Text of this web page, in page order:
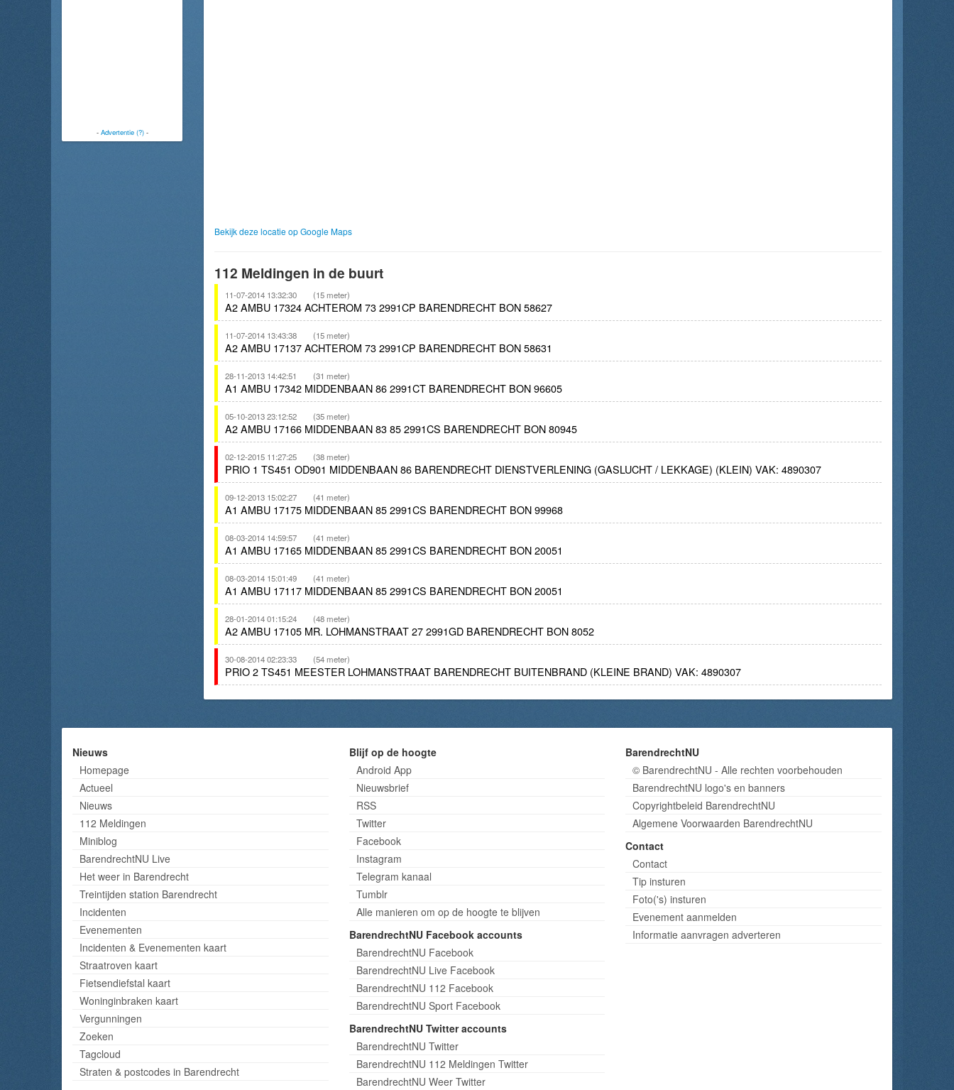
- Advertentie (?)-
Bekijk deze locatie op Google Maps
112 Meldingen in de buurt
11-07-2014 13:32:30 (15 meter)
A2 AMBU 17324 ACHTEROM 73 2991CP BARENDRECHT BON 58627
11-07-2014 13:43:38 (15 meter)
A2 AMBU 17137 ACHTEROM 73 2991CP BARENDRECHT BON 58631
28-11-2013 14:42:51 (31 meter)
A1 AMBU 17342 MIDDENBAAN 86 2991CT BARENDRECHT BON 96605
05-10-2013 23:12:52 (35 meter)
A2 AMBU 17166 MIDDENBAAN 83 85 2991CS BARENDRECHT BON 80945
02-12-2015 11:27:25 (38 meter)
PRIO 1 TS451 OD901 MIDDENBAAN 86 BARENDRECHT DIENSTVERLENING (GASLUCHT / LEKKAGE) (KLEIN) VAK: 4890307
09-12-2013 15:02:27 (41 meter)
A1 AMBU 17175 MIDDENBAAN 85 2991CS BARENDRECHT BON 99968
08-03-2014 14:59:57 (41 meter)
A1 AMBU 17165 MIDDENBAAN 85 2991CS BARENDRECHT BON 20051
08-03-2014 15:01:49 (41 meter)
A1 AMBU 17117 MIDDENBAAN 85 2991CS BARENDRECHT BON 20051
28-01-2014 01:15:24 (48 meter)
A2 AMBU 17105 MR. LOHMANSTRAAT 27 2991GD BARENDRECHT BON 8052
30-08-2014 02:23:33 (54 meter)
PRIO 2 TS451 MEESTER LOHMANSTRAAT BARENDRECHT BUITENBRAND (KLEINE BRAND) VAK: 4890307
Nieuws
Homepage
Actueel
Nieuws
112 Meldingen
Miniblog
BarendrechtNU Live
Het weer in Barendrecht
Treintijden station Barendrecht
Incidenten
Evenementen
Incidenten & Evenementen kaart
Straatroven kaart
Fietsendiefstal kaart
Woninginbraken kaart
Vergunningen
Zoeken
Tagcloud
Straten & postcodes in Barendrecht
Blijf op de hoogte
Android App
Nieuwsbrief
RSS
Twitter
Facebook
Instagram
Telegram kanaal
Tumblr
Alle manieren om op de hoogte te blijven
BarendrechtNU Facebook accounts
BarendrechtNU Facebook
BarendrechtNU Live Facebook
BarendrechtNU 112 Facebook
BarendrechtNU Sport Facebook
BarendrechtNU Twitter accounts
BarendrechtNU Twitter
BarendrechtNU 112 Meldingen Twitter
BarendrechtNU Weer Twitter
BarendrechtNU
© BarendrechtNU - Alle rechten voorbehouden
BarendrechtNU logo's en banners
Copyrightbeleid BarendrechtNU
Algemene Voorwaarden BarendrechtNU
Contact
Contact
Tip insturen
Foto('s) insturen
Evenement aanmelden
Informatie aanvragen adverteren